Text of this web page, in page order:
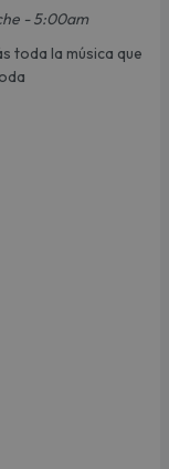
- 5:00am
toda la música que